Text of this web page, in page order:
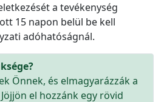
a tevékenység
15 napon belül be kell
adóhatóságnál.
Önnek, és elmagyarázzák a
el hozzánk egy rövid